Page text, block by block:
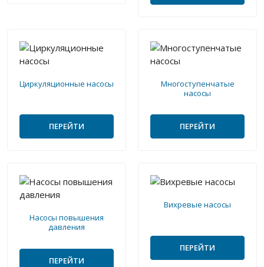
Циркуляционные насосы
ПЕРЕЙТИ
Многоступенчатые
насосы
ПЕРЕЙТИ
Насосы повышения
давления
ПЕРЕЙТИ
Вихревые насосы
ПЕРЕЙТИ